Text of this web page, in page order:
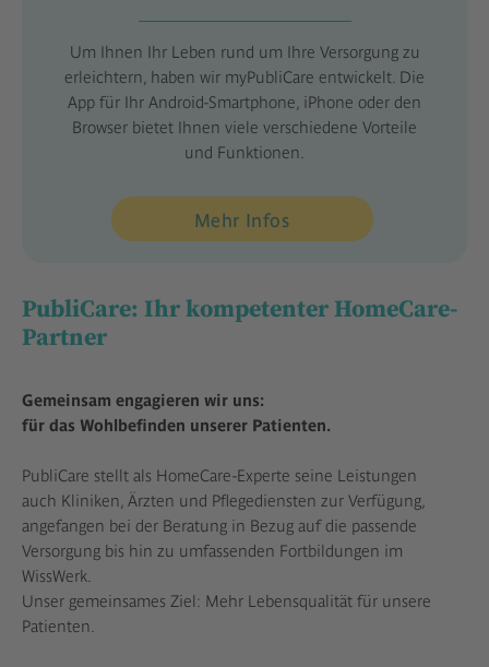
Um Ihnen Ihr Leben rund um Ihre Versorgung zu
erleichtern, haben wir myPubliCare entwickelt. Die
App für Ihr Android-Smartphone, iPhone oder den
Browser bietet Ihnen viele verschiedene Vorteile
und Funktionen.
Mehr Infos
PubliCare: Ihr kompetenter HomeCare-
Partner
Gemeinsam engagieren wir uns:
für das Wohlbefinden unserer Patienten.
PubliCare stellt als HomeCare-Experte seine Leistungen
auch Kliniken, Ärzten und Pflegediensten zur Verfügung,
angefangen bei der Beratung in Bezug auf die passende
Versorgung bis hin zu umfassenden Fortbildungen im
WissWerk.
Unser gemeinsames Ziel: Mehr Lebensqualität für unsere
Patienten.